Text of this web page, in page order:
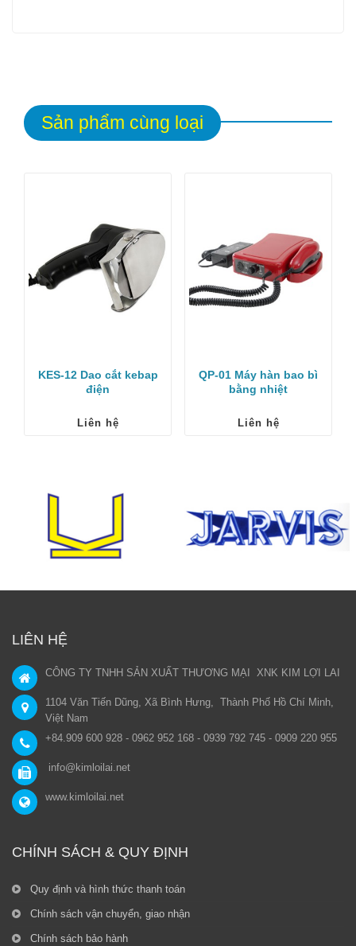
Sản phẩm cùng loại
KES-12 Dao cắt kebap
điện
Liên hệ
QP-01 Máy hàn bao bì
bằng nhiệt
Liên hệ
LIÊN HỆ
CÔNG TY TNHH SẢN XUẤT THƯƠNG MẠI XNK KIM LỢI LAI
1104 Văn Tiến Dũng, Xã Bình Hưng, Thành Phố Hồ Chí Minh,
Việt Nam
+84.909 600 928 - 0962 952 168 - 0939 792 745 - 0909 220 955
info@kimloilai.net
www.kimloilai.net
CHÍNH SÁCH & QUY ĐỊNH
Quy định và hình thức thanh toán
Chính sách vận chuyển, giao nhận
Chính sách bảo hành